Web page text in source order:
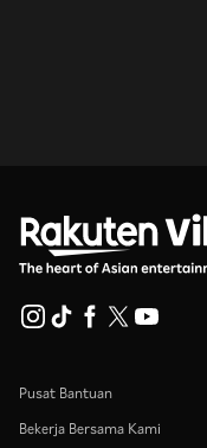
Pusat Bantuan
Bekerja Bersama Kami